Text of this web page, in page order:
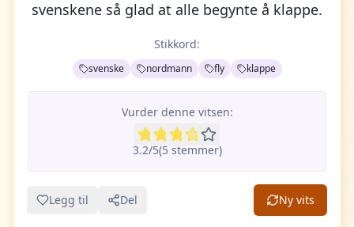
svenskene så glad at alle begynte å klappe.
Stikkord:
svenske nordmann fly klappe
Vurder denne vitsen:
3.2/5(5stemmer)
Legg til Del Ny vits